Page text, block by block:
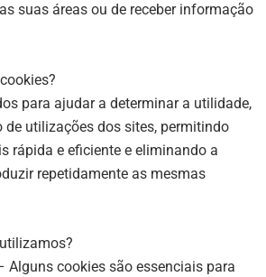
suas áreas ou de receber informação
para ajudar a determinar a utilidade,
de utilizações dos sites, permitindo
rápida e eficiente e eliminando a
repetidamente as mesmas
Alguns cookies são essenciais para